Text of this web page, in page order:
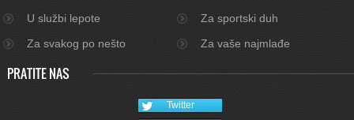
U službi lepote
Za sportski duh
Za svakog po nešto
Za vaše najmlađe
PRATITE NAS
Twitter